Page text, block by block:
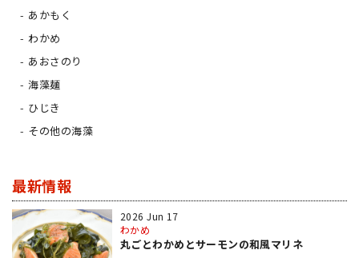
あかもく
わかめ
あおさのり
海藻麺
ひじき
その他の海藻
最新情報
2026 Jun 17
わかめ
丸ごとわかめとサーモンの和風マリネ